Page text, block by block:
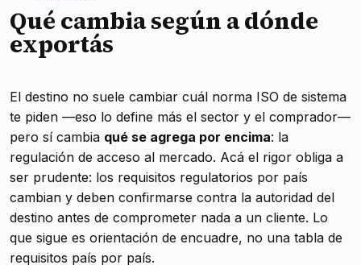
Qué cambia según a dónde
exportás
El destino no suele cambiar cuál norma ISO de sistema
te piden —eso lo define más el sector y el comprador—
pero sí cambia qué se agrega por encima: la
regulación de acceso al mercado. Acá el rigor obliga a
ser prudente: los requisitos regulatorios por país
cambian y deben confirmarse contra la autoridad del
destino antes de comprometer nada a un cliente. Lo
que sigue es orientación de encuadre, no una tabla de
requisitos país por país.